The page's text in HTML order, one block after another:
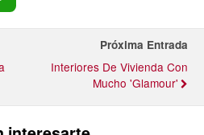
Próxima Entrada
Interiores De Vivienda Con
Mucho 'glamour'